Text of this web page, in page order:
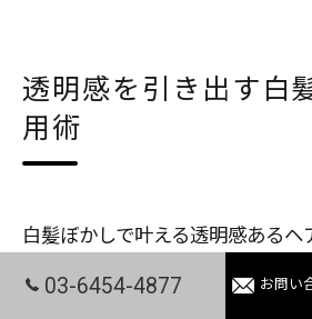
透明感を引き出す白
用術
白髪ぼかしで叶える透明感あるヘ
白髪ぼかしは、従来の白髪染めと比較
03-6454-4877 お問い